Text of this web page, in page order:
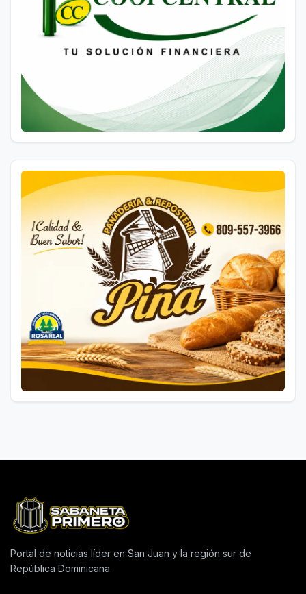
Portal de noticias líder en San Juan y la región sur de
República Dominicana.